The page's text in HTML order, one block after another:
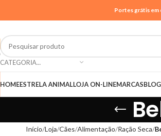
Portes grátis em
CATEGORIA...
HOMEESTRELA ANIMALLOJA ON-LINEMARCASBLOG
Início Loja Cães Alimentação Ração Seca